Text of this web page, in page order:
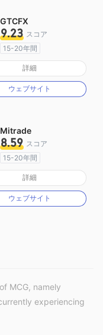
GTCFX
9.23 スコア
15-20年間
イギリス規制
マーケットメイキングライセンス（MM）
MT4フルライセンス
詳細
ウェブサイト
Mitrade
8.59 スコア
15-20年間
オーストラリア規制
マーケットメイキングライセンス（MM）
自社開発
詳細
ウェブサイト
MCG, namely
experiencing